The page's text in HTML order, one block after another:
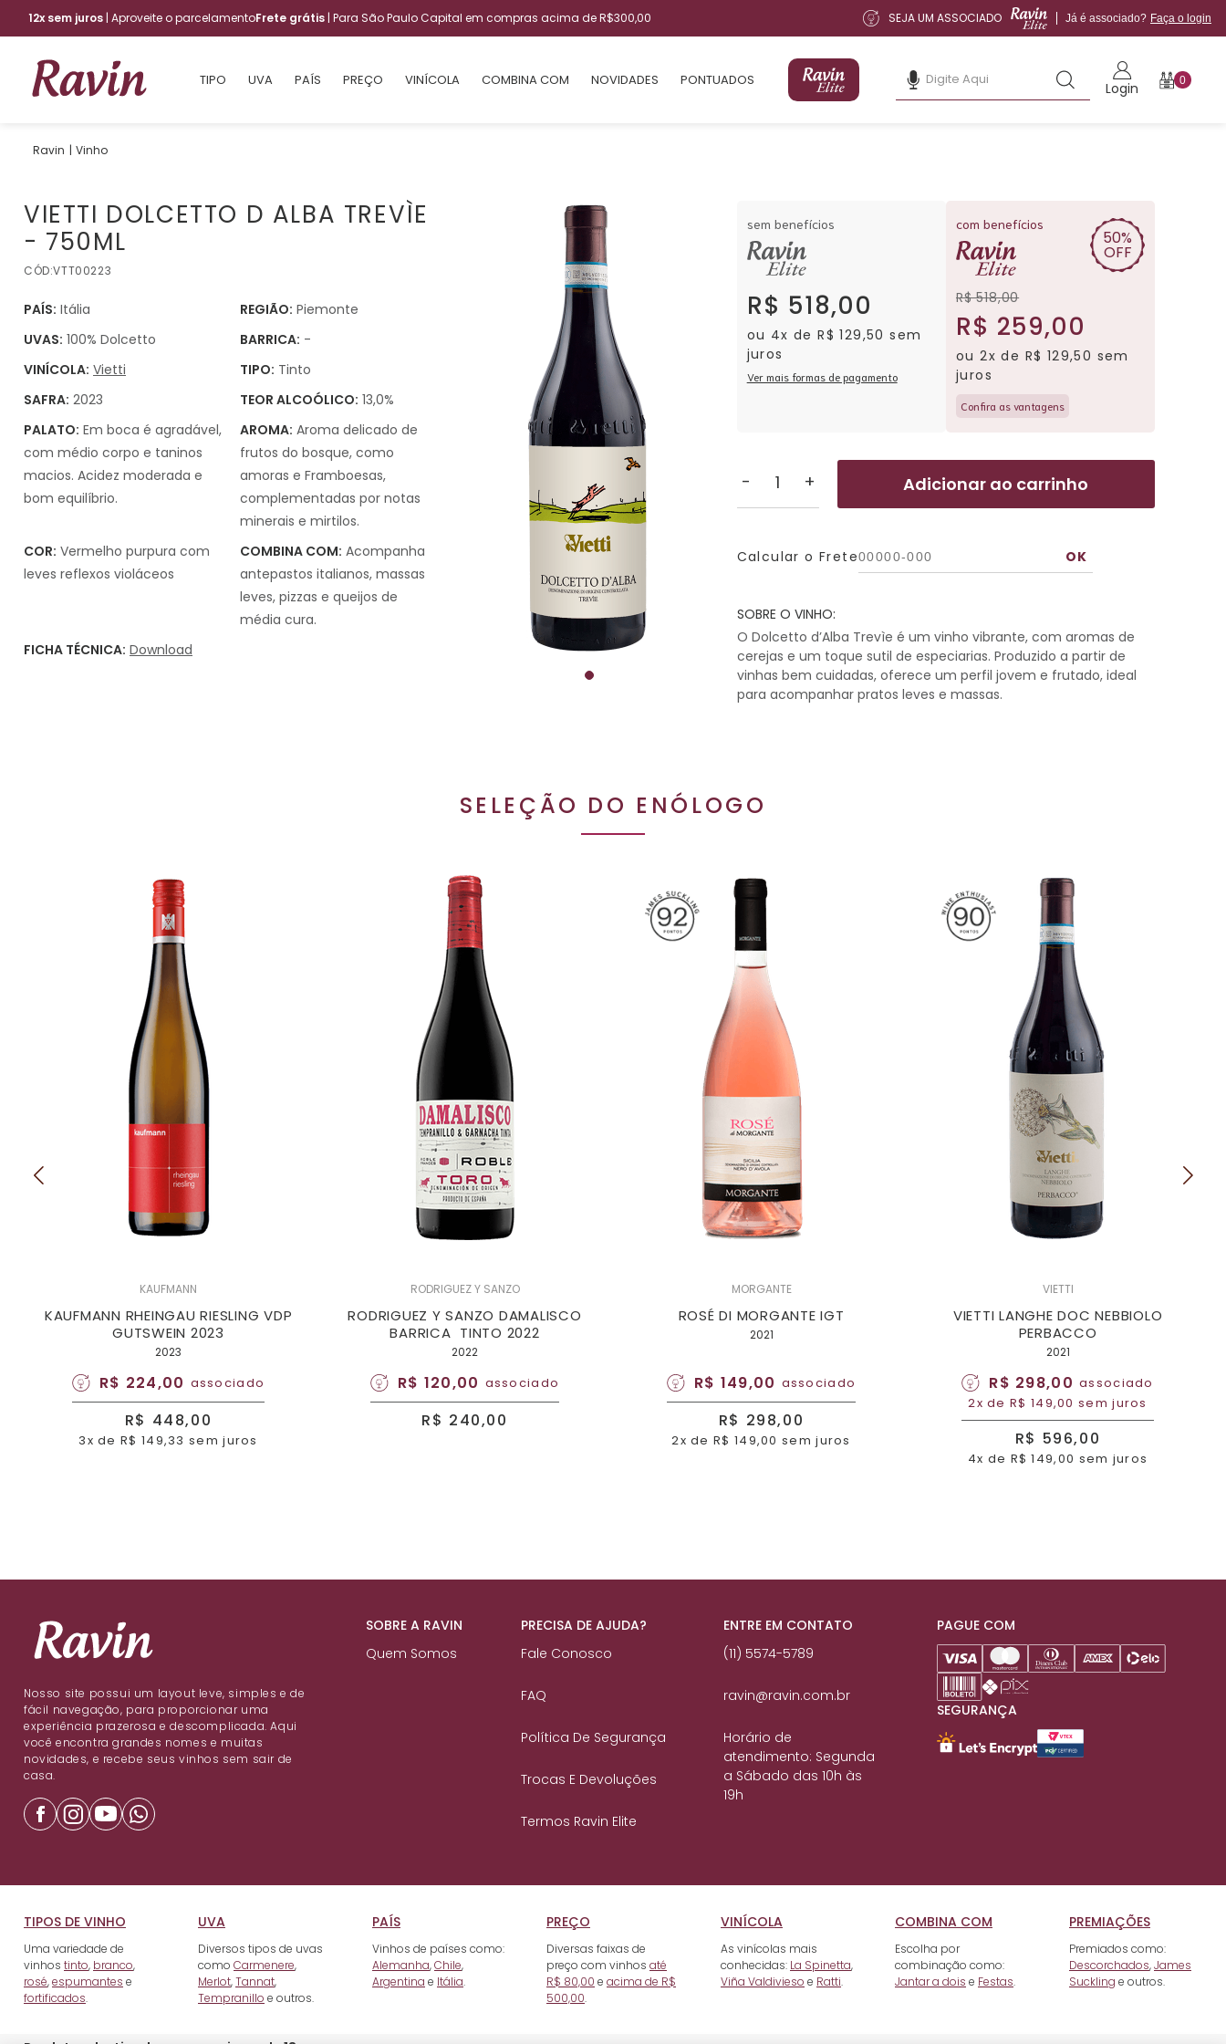
12x sem juros | Aproveite o parcelamentoFrete grátis | Para São Paulo Capital em compras acima de R$300,00 SEJA UM ASSOCIADO Já é associado? Faça o login
TIPO UVA PAÍS PREÇO VINÍCOLA COMBINA COM NOVIDADES PONTUADOS Login 0
Vinho
VIETTI DOLCETTO D ALBA TREVÌE
- 750ML
CÓD:VTT00223
VINÍCOLA: Vietti
PAÍS: Itália
SAFRA: 2023 TEOR ALCOÓLICO: 13,0%
BARRICA: -
COR: Vermelho purpura com
leves reflexos violáceos
AROMA: Aroma delicado de
frutos do bosque, como
amoras e Framboesas,
complementadas por notas
minerais e mirtilos.
PALATO: Em boca é agradável,
com médio corpo e taninos
macios. Acidez moderada e
bom equilíbrio.
COMBINA COM: Acompanha
antepastos italianos, massas
leves, pizzas e queijos de
média cura.
UVAS: 100% Dolcetto
TIPO: Tinto
REGIÃO: Piemonte
FICHA TÉCNICA: Download
sem benefícios
R$ 518,00
ou 4x de R$ 129,50 sem
juros
Ver mais formas de pagamento
com benefícios
R$ 518,00
R$ 259,00
50%
OFF
ou 2x de R$ 129,50 sem
juros
Confira as vantagens
- + Adicionar ao carrinho
Calcular o Frete
SOBRE O VINHO:
O Dolcetto d’Alba Trevìe é um vinho vibrante, com aromas de
cerejas e um toque sutil de especiarias. Produzido a partir de
vinhas bem cuidadas, oferece um perfil jovem e frutado, ideal
para acompanhar pratos leves e massas.
SELEÇÃO DO ENÓLOGO
KAUFMANN
KAUFMANN RHEINGAU RIESLING VDP
GUTSWEIN 2023
2023
R$ 224,00 associado
R$ 448,00
3x de R$ 149,33 sem juros
RODRIGUEZ Y SANZO
RODRIGUEZ Y SANZO DAMALISCO
BARRICA TINTO 2022
2022
R$ 120,00 associado
R$ 240,00
MORGANTE
ROSÉ DI MORGANTE IGT
2021
R$ 149,00 associado
R$ 298,00
2x de R$ 149,00 sem juros
VIETTI
VIETTI LANGHE DOC NEBBIOLO
PERBACCO
2021
R$ 298,00 associado
2x de R$ 149,00 sem juros
R$ 596,00
4x de R$ 149,00 sem juros
Nosso site possui um layout leve, simples e de
fácil navegação, para proporcionar uma
experiência prazerosa e descomplicada. Aqui
você encontra grandes nomes e muitas
novidades, e recebe seus vinhos sem sair de
casa.
SOBRE A RAVIN
Quem Somos
PRECISA DE AJUDA?
Fale Conosco
FAQ
Política De Segurança
Trocas E Devoluções
Termos Ravin Elite
ENTRE EM CONTATO
(11) 5574-5789
ravin@ravin.com.br
Horário de
atendimento: Segunda
a Sábado das 10h às
19h
PAGUE COM
SEGURANÇA
TIPOS DE VINHO
Uma variedade de
vinhos tinto, branco,
rosé,espumantes e
fortificados.
UVA
Diversos tipos de uvas
como Carmenere,
Merlot,Tannat,
Tempranillo e outros.
PAÍS
Vinhos de países como:
Alemanha,Chile,
Argentina e Itália.
PREÇO
Diversas faixas de
preço com vinhos até
R$ 80,00 e acima de R$
500,00.
VINÍCOLA
As vinícolas mais
conhecidas: La Spinetta,
Viña Valdivieso e Ratti.
COMBINA COM
Escolha por
combinação como:
Jantar a dois e Festas.
PREMIAÇÕES
Premiados como:
Descorchados,James
Suckling e outros.